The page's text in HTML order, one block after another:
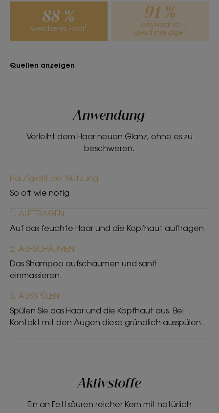
*In Übereinstimmung mit dem OECD-Standard 301B.
88 %
weicheres Haar¹
91 %
das Haar ist
geschmeidiger¹
Quellen anzeigen
Anwendung
Verleiht dem Haar neuen Glanz, ohne es zu
beschweren.
Häufigkeit der Nutzung
So oft wie nötig
1. AUFTRAGEN
Auf das feuchte Haar und die Kopfhaut auftragen.
2. AUFSCHÄUMEN
Das Shampoo aufschäumen und sanft
einmassieren.
3. AUSSPÜLEN
Spülen Sie das Haar und die Kopfhaut aus. Bei
Kontakt mit den Augen diese gründlich ausspülen.
Aktivstoffe
Ein an Fettsäuren reicher Kern mit natürlich